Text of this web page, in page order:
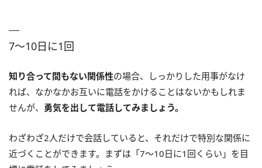
7〜10日に1回
知り合って間もない関係性の場合、しっかりした用事がなけ
れば、なかなかお互いに電話をかけることはないかもしれま
せんが、 勇気を出して電話してみましょう。
わざわざ2人だけで会話していると、それだけで特別な関係に
近づくことができます。まずは「7〜10日に1回くらい」を目